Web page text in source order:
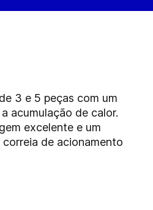
3 e 5 peças com um
acumulação de calor.
excelente e um
de acionamento